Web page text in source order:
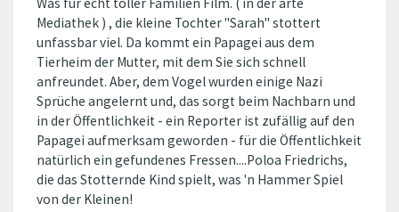
Mediathek ) , die kleine Tochter "Sarah" stottert
unfassbar viel. Da kommt ein Papagei aus dem
Tierheim der Mutter, mit dem Sie sich schnell
anfreundet. Aber, dem Vogel wurden einige Nazi
Sprüche angelernt und, das sorgt beim Nachbarn und
in der Öffentlichkeit - ein Reporter ist zufällig auf den
Papagei aufmerksam geworden - für die Öffentlichkeit
natürlich ein gefundenes Fressen....Poloa Friedrichs,
die das Stotternde Kind spielt, was 'n Hammer Spiel
von der Kleinen!